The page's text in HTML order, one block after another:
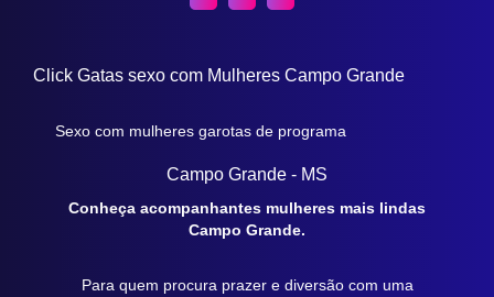
Click Gatas sexo com Mulheres Campo Grande
Sexo com mulheres garotas de programa
Campo Grande - MS
Conheça acompanhantes mulheres mais lindas
Campo Grande.
Para quem procura prazer e diversão com uma